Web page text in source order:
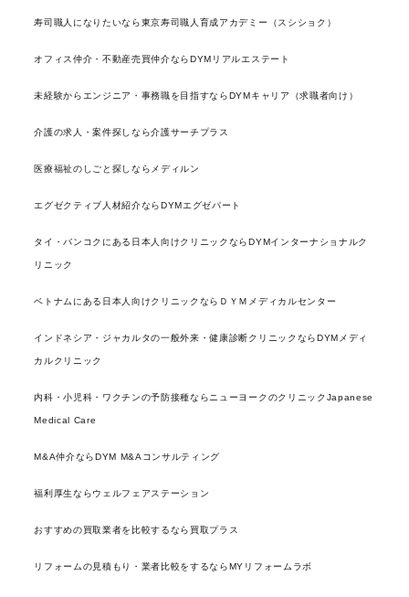
寿司職人になりたいなら東京寿司職人育成アカデミー（スシショク）
オフィス仲介・不動産売買仲介ならDYMリアルエステート
未経験からエンジニア・事務職を目指すならDYMキャリア（求職者向け）
介護の求人・案件探しなら介護サーチプラス
医療福祉のしごと探しならメディルン
エグゼクティブ人材紹介ならDYMエグゼパート
タイ・バンコクにある日本人向けクリニックならDYMインターナショナルク
リニック
ベトナムにある日本人向けクリニックならＤＹＭメディカルセンター
インドネシア・ジャカルタの一般外来・健康診断クリニックならDYMメディ
カルクリニック
内科・小児科・ワクチンの予防接種ならニューヨークのクリニックJapanese
Medical Care
M&A仲介ならDYM M&Aコンサルティング
福利厚生ならウェルフェアステーション
おすすめの買取業者を比較するなら買取プラス
リフォームの見積もり・業者比較をするならMYリフォームラボ